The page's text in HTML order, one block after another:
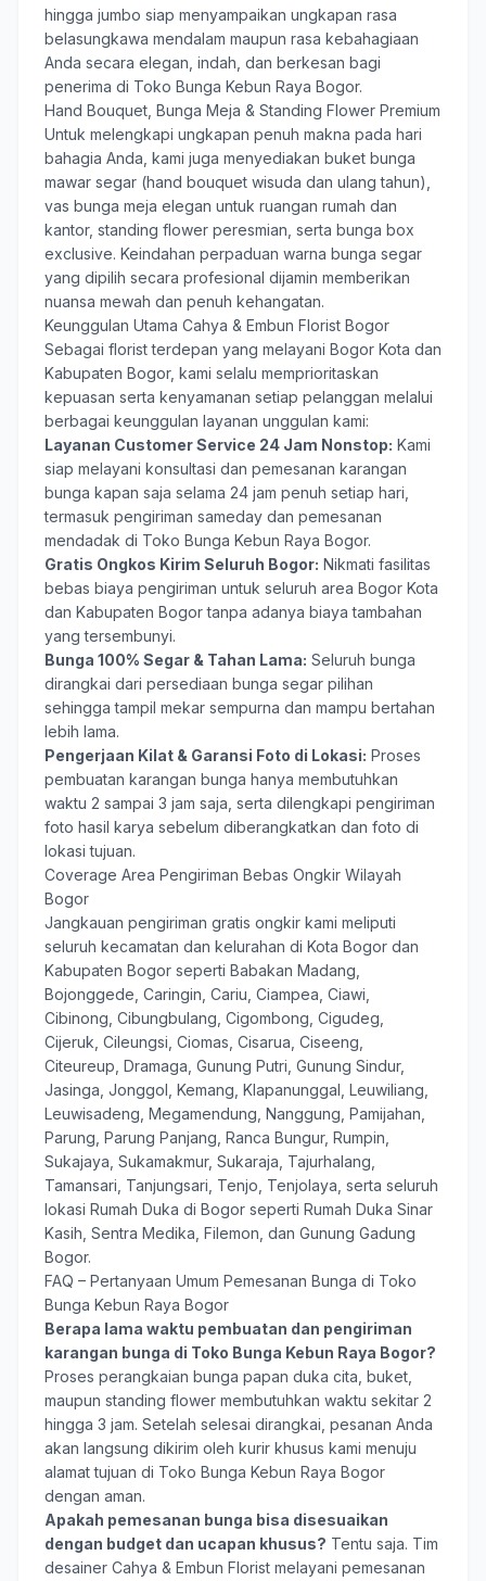
hingga jumbo siap menyampaikan ungkapan rasa
belasungkawa mendalam maupun rasa kebahagiaan
Anda secara elegan, indah, dan berkesan bagi
penerima di Toko Bunga Kebun Raya Bogor.
Hand Bouquet, Bunga Meja & Standing Flower Premium
Untuk melengkapi ungkapan penuh makna pada hari
bahagia Anda, kami juga menyediakan buket bunga
mawar segar (hand bouquet wisuda dan ulang tahun),
vas bunga meja elegan untuk ruangan rumah dan
kantor, standing flower peresmian, serta bunga box
exclusive. Keindahan perpaduan warna bunga segar
yang dipilih secara profesional dijamin memberikan
nuansa mewah dan penuh kehangatan.
Keunggulan Utama Cahya & Embun Florist Bogor
Sebagai florist terdepan yang melayani Bogor Kota dan
Kabupaten Bogor, kami selalu memprioritaskan
kepuasan serta kenyamanan setiap pelanggan melalui
berbagai keunggulan layanan unggulan kami:
Layanan Customer Service 24 Jam Nonstop: Kami
siap melayani konsultasi dan pemesanan karangan
bunga kapan saja selama 24 jam penuh setiap hari,
termasuk pengiriman sameday dan pemesanan
mendadak di Toko Bunga Kebun Raya Bogor.
Gratis Ongkos Kirim Seluruh Bogor: Nikmati fasilitas
bebas biaya pengiriman untuk seluruh area Bogor Kota
dan Kabupaten Bogor tanpa adanya biaya tambahan
yang tersembunyi.
Bunga 100% Segar & Tahan Lama: Seluruh bunga
dirangkai dari persediaan bunga segar pilihan
sehingga tampil mekar sempurna dan mampu bertahan
lebih lama.
Pengerjaan Kilat & Garansi Foto di Lokasi: Proses
pembuatan karangan bunga hanya membutuhkan
waktu 2 sampai 3 jam saja, serta dilengkapi pengiriman
foto hasil karya sebelum diberangkatkan dan foto di
lokasi tujuan.
Coverage Area Pengiriman Bebas Ongkir Wilayah
Bogor
Jangkauan pengiriman gratis ongkir kami meliputi
seluruh kecamatan dan kelurahan di Kota Bogor dan
Kabupaten Bogor seperti Babakan Madang,
Bojonggede, Caringin, Cariu, Ciampea, Ciawi,
Cibinong, Cibungbulang, Cigombong, Cigudeg,
Cijeruk, Cileungsi, Ciomas, Cisarua, Ciseeng,
Citeureup, Dramaga, Gunung Putri, Gunung Sindur,
Jasinga, Jonggol, Kemang, Klapanunggal, Leuwiliang,
Leuwisadeng, Megamendung, Nanggung, Pamijahan,
Parung, Parung Panjang, Ranca Bungur, Rumpin,
Sukajaya, Sukamakmur, Sukaraja, Tajurhalang,
Tamansari, Tanjungsari, Tenjo, Tenjolaya, serta seluruh
lokasi Rumah Duka di Bogor seperti Rumah Duka Sinar
Kasih, Sentra Medika, Filemon, dan Gunung Gadung
Bogor.
FAQ – Pertanyaan Umum Pemesanan Bunga di Toko
Bunga Kebun Raya Bogor
Berapa lama waktu pembuatan dan pengiriman
karangan bunga di Toko Bunga Kebun Raya Bogor?
Proses perangkaian bunga papan duka cita, buket,
maupun standing flower membutuhkan waktu sekitar 2
hingga 3 jam. Setelah selesai dirangkai, pesanan Anda
akan langsung dikirim oleh kurir khusus kami menuju
alamat tujuan di Toko Bunga Kebun Raya Bogor
dengan aman.
Apakah pemesanan bunga bisa disesuaikan
dengan budget dan ucapan khusus? Tentu saja. Tim
desainer Cahya & Embun Florist melayani pemesanan